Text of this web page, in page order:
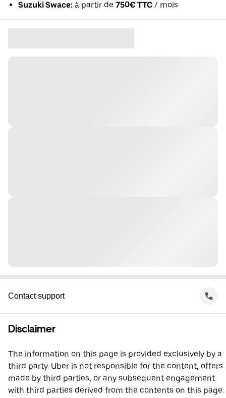
Suzuki Swace: à partir de 750€ TTC / mois
Contact support
Disclaimer
The information on this page is provided exclusively by a
third party. Uber is not responsible for the content, offers
made by third parties, or any subsequent engagement
with third parties derived from the contents on this page.